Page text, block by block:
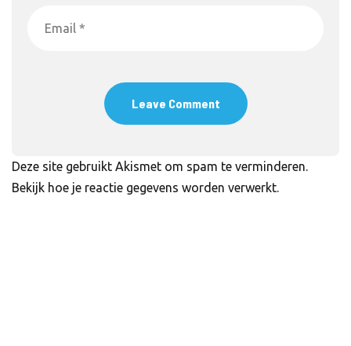
Deze site gebruikt Akismet om spam te verminderen.
Bekijk hoe je reactie gegevens worden verwerkt.